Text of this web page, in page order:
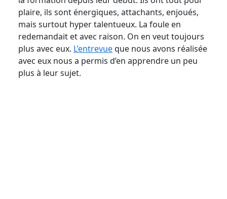
plaire, ils sont énergiques, attachants, enjoués,
mais surtout hyper talentueux. La foule en
redemandait et avec raison. On en veut toujours
plus avec eux. L’entrevueque nous avons réalisée
avec eux nous a permis d’en apprendre un peu
plus à leur sujet.